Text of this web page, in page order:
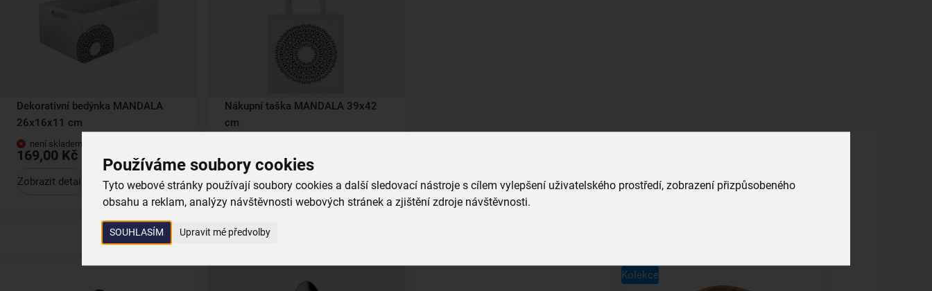
Používáme soubory cookies
Tyto webové stránky používají soubory cookies a další sledovací nástroje s cílem vylepšení uživatelského prostředí, zobrazení přizpůsobeného
obsahu a reklam, analýzy návštěvnosti webových stránek a zjištění zdroje návštěvnosti.
SOUHLASÍM Upravit mé předvolby
Dekorativní bedýnka MANDALA
26x16x11 cm
není skladem
169,00 Kč
Zobrazit detail
Nákupní taška MANDALA 39x42
cm
Zobrazit detail
Kolekce